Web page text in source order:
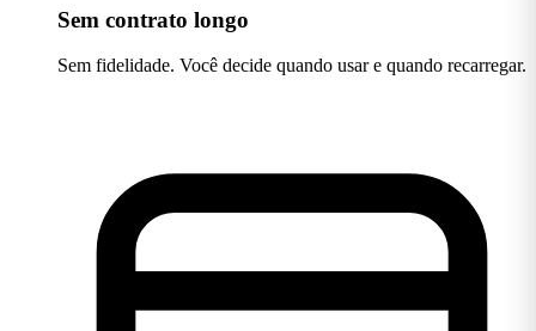
Sem contrato longo
Sem fidelidade. Você decide quando usar e quando recarregar.